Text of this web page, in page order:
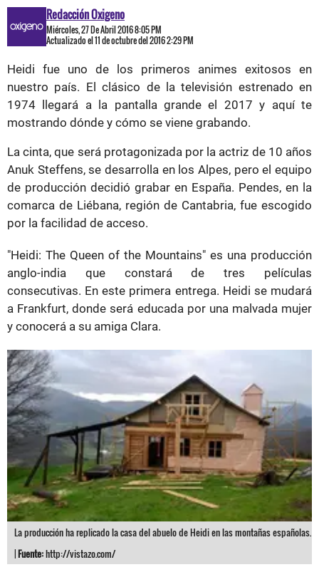
Redacción Oxigeno
Miércoles, 27 De Abril 2016 8:05 PM
Actualizado el 11 de octubre del 2016 2:29 PM
Heidi fue uno de los primeros animes exitosos en
nuestro país. El clásico de la televisión estrenado en
1974 llegará a la pantalla grande el 2017 y aquí te
mostrando dónde y cómo se viene grabando.
La cinta, que será protagonizada por la actriz de 10 años
Anuk Steffens, se desarrolla en los Alpes, pero el equipo
de producción decidió grabar en España. Pendes, en la
comarca de Liébana, región de Cantabria, fue escogido
por la facilidad de acceso.
"Heidi: The Queen of the Mountains" es una producción
anglo-india que constará de tres películas
consecutivas. En este primera entrega. Heidi se mudará
a Frankfurt, donde será educada por una malvada mujer
y conocerá a su amiga Clara.
La producción ha replicado la casa del abuelo de Heidi en las montañas españolas.
|Fuente:http://vistazo.com/